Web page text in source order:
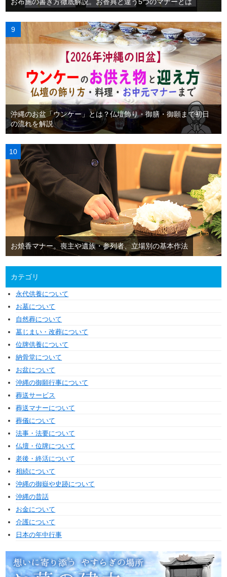
沖縄のお盆「ウンケー」とは？仏壇飾り・御膳・御願まで初日
の流れを解説
お焼香マナー。喪主や遺族・参列者、立場別の基本作法
カテゴリ
永代供養について
お墓について
自然葬について
墓じまい・改葬について
位牌供養について
納骨堂について
お盆について
沖縄の御願行事について
葬送サービス
葬送マナーについて
葬儀について
法事・法要について
仏壇・位牌について
老後・終活について
相続について
沖縄の御嶽や史跡について
沖縄の昔話
お金について
介護について
日本の年中行事